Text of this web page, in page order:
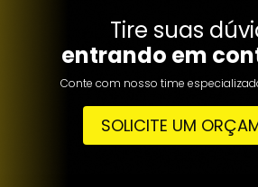
Tire suas
entrando em
Conte com nosso time
SOLICITE UM